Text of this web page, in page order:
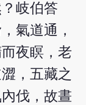
岐伯答
氣道通，
夜瞑，老
，五藏之
伐，故晝